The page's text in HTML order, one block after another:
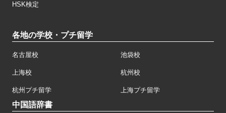
HSK検定
各地の学校・プチ留学
名古屋校 池袋校
上海校 杭州校
杭州プチ留学 上海プチ留学
中国語辞書